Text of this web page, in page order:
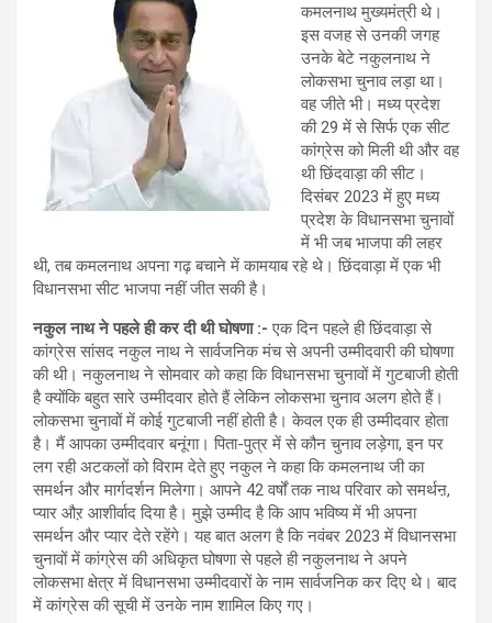
कमलनाथ मुख्यमंत्री थे।
इस वजह से उनकी जगह
उनके बेटे नकुलनाथ ने
लोकसभा चुनाव लड़ा था।
वह जीते भी। मध्य प्रदेश
की 29 में से सिर्फ एक सीट
कांग्रेस को मिली थी और वह
थी छिंदवाड़ा की सीट।
दिसंबर 2023 में हुए मध्य
प्रदेश के विधानसभा चुनावों
में भी जब भाजपा की लहर
थी, तब कमलनाथ अपना गढ़ बचाने में कामयाब रहे थे। छिंदवाड़ा में एक भी
विधानसभा सीट भाजपा नहीं जीत सकी है।
नकुल नाथ ने पहले ही कर दी थी घोषणा :-एक दिन पहले ही छिंदवाड़ा से
कांग्रेस सांसद नकुल नाथ ने सार्वजनिक मंच से अपनी उम्मीदवारी की घोषणा
की थी। नकुलनाथ ने सोमवार को कहा कि विधानसभा चुनावों में गुटबाजी होती
है क्योंकि बहुत सारे उम्मीदवार होते हैं लेकिन लोकसभा चुनाव अलग होते हैं।
लोकसभा चुनावों में कोई गुटबाजी नहीं होती है। केवल एक ही उम्मीदवार होता
है। मैं आपका उम्मीदवार बनूंगा। पिता-पुत्र में से कौन चुनाव लड़ेगा, इन पर
लग रही अटकलों को विराम देते हुए नकुल ने कहा कि कमलनाथ जी का
समर्थन और मार्गदर्शन मिलेगा। आपने 42 वर्षों तक नाथ परिवार को समर्थऩ,
प्यार औऱ आशीर्वाद दिया है। मुझे उम्मीद है कि आप भविष्य में भी अपना
समर्थन और प्यार देते रहेंगे। यह बात अलग है कि नवंबर 2023 में विधानसभा
चुनावों में कांग्रेस की अधिकृत घोषणा से पहले ही नकुलनाथ ने अपने
लोकसभा क्षेत्र में विधानसभा उम्मीदवारों के नाम सार्वजनिक कर दिए थे। बाद
में कांग्रेस की सूची में उनके नाम शामिल किए गए।